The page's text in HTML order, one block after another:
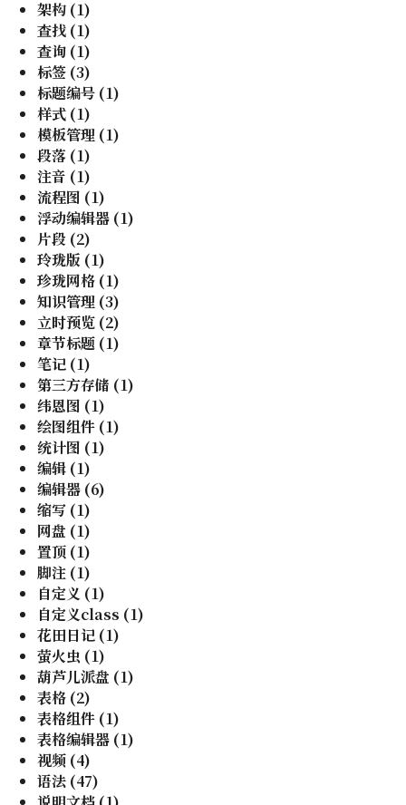
架构(1)
查找(1)
查询(1)
标签(3)
标题编号(1)
样式(1)
模板管理(1)
段落 (1)
注音 (1)
流程图 (1)
浮动编辑器(1)
片段(2)
玲珑版(1)
珍珑网格(1)
知识管理(3)
立时预览(2)
章节标题(1)
笔记(1)
第三方存储 (1)
纬恩图 (1)
绘图组件(1)
统计图 (1)
编辑(1)
编辑器(6)
缩写(1)
网盘(1)
置顶(1)
脚注(1)
自定义(1)
自定义class (1)
花田日记(1)
萤火虫 (1)
葫芦儿派盘(1)
表格(2)
表格组件(1)
表格编辑器(1)
视频(4)
语法(47)